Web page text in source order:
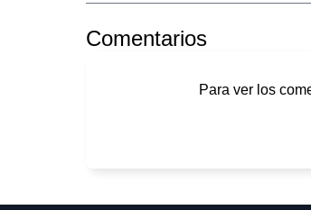
Comentarios
Para ver los